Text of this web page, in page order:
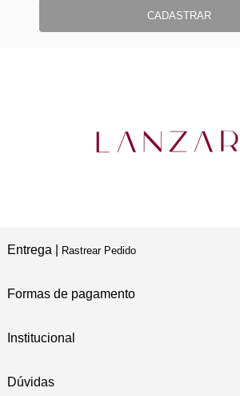
CADASTRAR
Entrega | Rastrear Pedido
Formas de pagamento
Institucional
Dúvidas